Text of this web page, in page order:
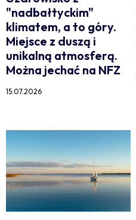
"nadbałtyckim"
klimatem, a to góry.
Miejsce z duszą i
unikalną atmosferą.
Można jechać na NFZ
15.07.2026